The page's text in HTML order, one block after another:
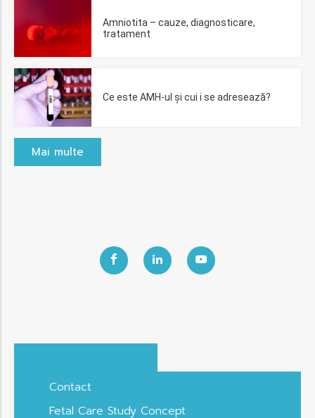
Amniotita – cauze, diagnosticare,
tratament
Ce este AMH-ul și cui i se adresează?
Mai multe
Contact
Fetal Care Study Concept